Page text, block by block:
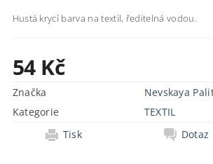
Hustá krycí barva na textil, ředitelná vodou.
54 Kč
Značka
Nevskaya
Kategorie
TEXTIL
Tisk
Dotaz